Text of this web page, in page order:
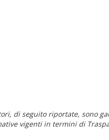
di seguito riportate, sono
vigenti in termini di